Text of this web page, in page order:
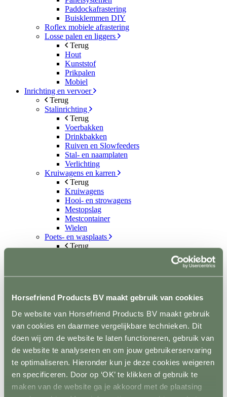
Horsefriend Products BV maakt gebruik van cookies
De website van Horsefriend Products BV maakt gebruik
van cookies en daarmee vergelijkbare technieken. Dit
doen wij om de website te laten functioneren, gebruik van
de website te analyseren en om jouw gebruikerservaring
te optimaliseren. Hieronder kun je deze cookies weigeren
en specificeren. Door op ‘OK’ te klikken of gebruik te
maken van de website ga je akkoord met de plaatsing
Paddockafrastering
Buisklemmen DIY
Roflex mobiele afrastering
Losse palen en liggers
Terug
Hout
Kunststof
Prikpalen
Mobiel
Inrichting en vervoer
Terug
Stalinrichting
Terug
Voerbakken
Drinkbakken
Ruiven en Slowfeeders
Stal- en naamplaten
Verlichting
Kruiwagens en karren
Terug
Kruiwagens
Hooi- en strowagens
Mestopslag
Mestcontainer
Wielen
Poets- en wasplaats
Terug
Terug
Zadel- en tuigdragers
Zadel- en tuigkarren
Kasten
Dekenrekken
Ophanghaken
Hoofdstelhouders
Wassen en drogen
Gereedschap
Terug
Mestvorken